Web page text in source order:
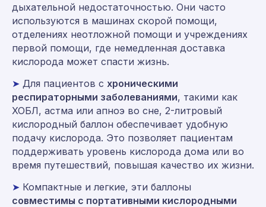
дыхательной недостаточностью. Они часто
используются в машинах скорой помощи,
отделениях неотложной помощи и учреждениях
первой помощи, где немедленная доставка
кислорода может спасти жизнь.
➤ Для пациентов с хроническими
респираторными заболеваниями, такими как
ХОБЛ, астма или апноэ во сне, 2-литровый
кислородный баллон обеспечивает удобную
подачу кислорода. Это позволяет пациентам
поддерживать уровень кислорода дома или во
время путешествий, повышая качество их жизни.
➤ Компактные и легкие, эти баллоны
совместимы с портативными кислородными